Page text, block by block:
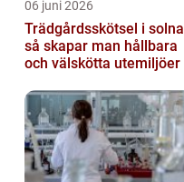
06 juni 2026
Trädgårdsskötsel i solna
så skapar man hållbara
och välskötta utemiljöer